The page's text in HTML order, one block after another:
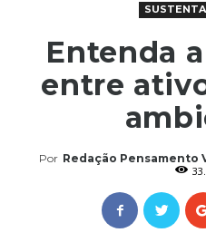
Entenda
entre
Por Redação Pensamento